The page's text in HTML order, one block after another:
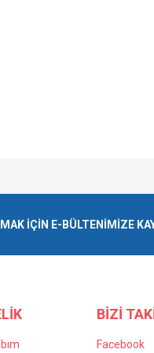
İÇİN E-BÜLTENİMİZE
BİZİ
Facebook